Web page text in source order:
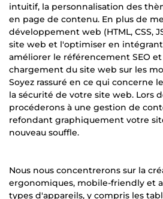
intuitif, la personnalisation des
en page de contenu. En plus de
développement web (HTML, CSS,
site web et l'optimiser en
améliorer le référencement SEO et
chargement du site web sur les
Soyez rassuré en ce qui concerne
la sécurité de votre site web. Lors
procéderons à une gestion de
refondant graphiquement votre
nouveau souffle.
Nous nous concentrerons sur la
ergonomiques, mobile-friendly et
types d'appareils, y compris les